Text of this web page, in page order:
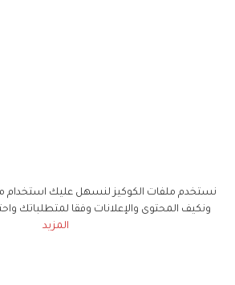
نستخدم ملفات الكوكيز لنسهل عليك استخدام
ونكيف المحتوى والإعلانات وفقا لمتطلباتك
المزيد